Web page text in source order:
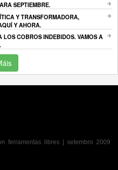
SEPTIEMBRE.
Y TRANSFORMADORA,
Y AHORA.
COBROS INDEBIDOS. VAMOS A
ferramentas libres | setembro 2009